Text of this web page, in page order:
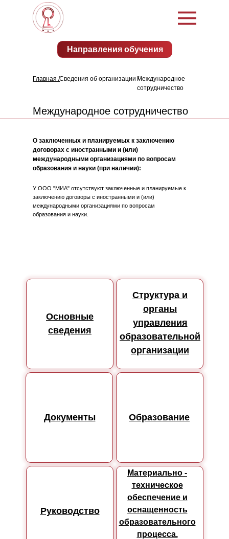
Направления обучения
Международное сотрудничество
О заключенных и планируемых к заключению
договорах с иностранными и (или)
международными организациями по вопросам
образования и науки (при наличии):
Главная /Сведения об организации /Международное
сотрудничество
У ООО "МИА" отсутствуют заключенные и планируемые к
заключению договоры с иностранными и (или)
международными организациями по вопросам
образования и науки.
Основные
сведения
Образование
Руководство
Материально -
техническое
обеспечение и
оснащенность
образовательного
процесса.
Структура и
органы
управления
образовательной
организации
Документы